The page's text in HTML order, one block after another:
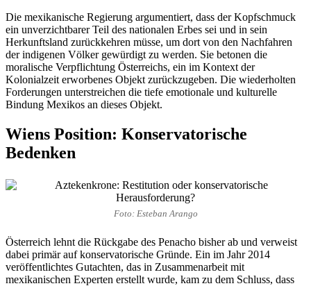
Die mexikanische Regierung argumentiert, dass der Kopfschmuck
ein unverzichtbarer Teil des nationalen Erbes sei und in sein
Herkunftsland zurückkehren müsse, um dort von den Nachfahren
der indigenen Völker gewürdigt zu werden. Sie betonen die
moralische Verpflichtung Österreichs, ein im Kontext der
Kolonialzeit erworbenes Objekt zurückzugeben. Die wiederholten
Forderungen unterstreichen die tiefe emotionale und kulturelle
Bindung Mexikos an dieses Objekt.
Wiens Position: Konservatorische
Bedenken
Foto: Esteban Arango
Österreich lehnt die Rückgabe des Penacho bisher ab und verweist
dabei primär auf konservatorische Gründe. Ein im Jahr 2014
veröffentlichtes Gutachten, das in Zusammenarbeit mit
mexikanischen Experten erstellt wurde, kam zu dem Schluss, dass